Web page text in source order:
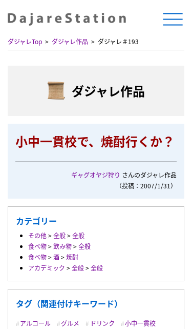
ダジャレTop ダジャレ作品 ダジャレ＃193
ダジャレ作品
小中一貫校で、焼酎行くか？
ギャグオヤジ狩り さんのダジャレ作品
（投稿：2007/1/31）
カテゴリー
その他>全般>全般
食べ物>飲み物>全般
食べ物>酒>焼酎
アカデミック >全般>全般
タグ（関連付けキーワード）
アルコール グルメ ドリンク
小中一貫校